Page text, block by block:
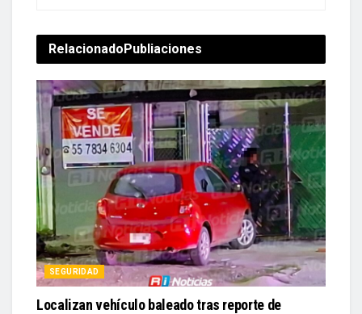
RelacionadoPubliaciones
SEGURIDAD
Localizan vehículo baleado tras reporte de